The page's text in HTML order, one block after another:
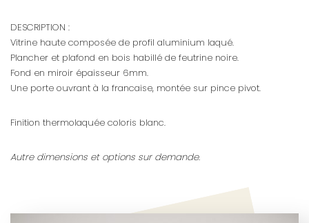
DESCRIPTION :
Vitrine haute composée de profil aluminium laqué.
Plancher et plafond en bois habillé de feutrine noire.
Fond en miroir épaisseur 6mm.
Une porte ouvrant à la francaise, montée sur pince pivot.
Finition thermolaquée coloris blanc.
Autre dimensions et options sur demande.